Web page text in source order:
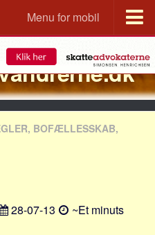
Menu for mobil
BOFÆLLESSKAB,
28-07-13
~Et minuts